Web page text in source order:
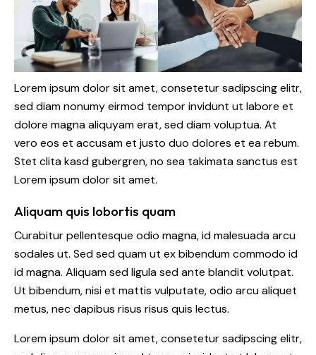
Lorem ipsum dolor sit amet, consetetur sadipscing elitr,
sed diam nonumy eirmod tempor invidunt ut labore et
dolore magna aliquyam erat, sed diam voluptua. At
vero eos et accusam et justo duo dolores et ea rebum.
Stet clita kasd gubergren, no sea takimata sanctus est
Lorem ipsum dolor sit amet.
Aliquam quis lobortis quam
Curabitur pellentesque odio magna, id malesuada arcu
sodales ut. Sed sed quam ut ex bibendum commodo id
id magna. Aliquam sed ligula sed ante blandit volutpat.
Ut bibendum, nisi et mattis vulputate, odio arcu aliquet
metus, nec dapibus risus risus quis lectus.
Lorem ipsum dolor sit amet, consetetur sadipscing elitr,